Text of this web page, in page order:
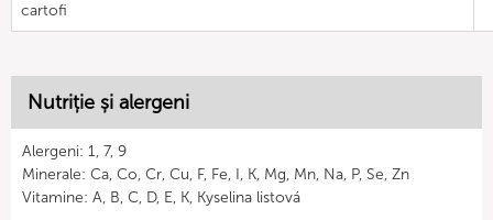
cartofi
Nutriție și alergeni
Alergeni: 1, 7, 9
Minerale: Ca, Co, Cr, Cu, F, Fe, I, K, Mg, Mn, Na, P, Se, Zn
Vitamine: A, B, C, D, E, K, Kyselina listová